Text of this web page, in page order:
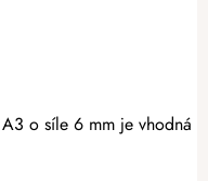
o síle 6 mm je